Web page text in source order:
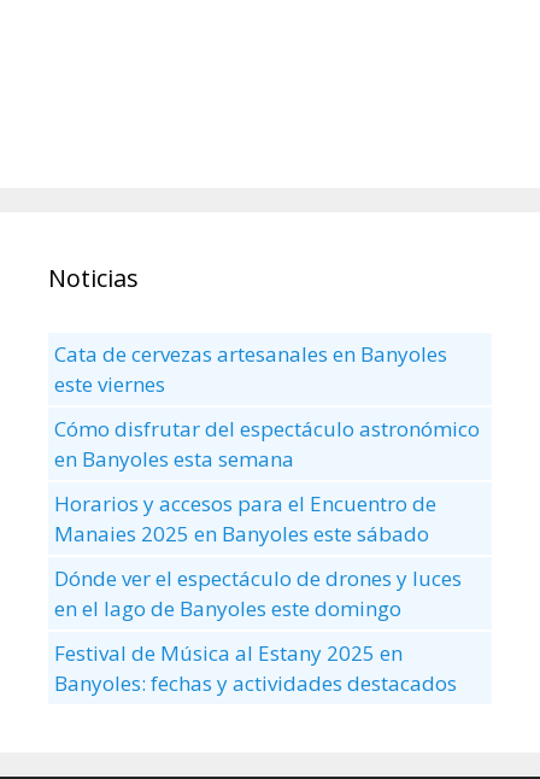
Noticias
Cata de cervezas artesanales en Banyoles
este viernes
Cómo disfrutar del espectáculo astronómico
en Banyoles esta semana
Horarios y accesos para el Encuentro de
Manaies 2025 en Banyoles este sábado
Dónde ver el espectáculo de drones y luces
en el lago de Banyoles este domingo
Festival de Música al Estany 2025 en
Banyoles: fechas y actividades destacados